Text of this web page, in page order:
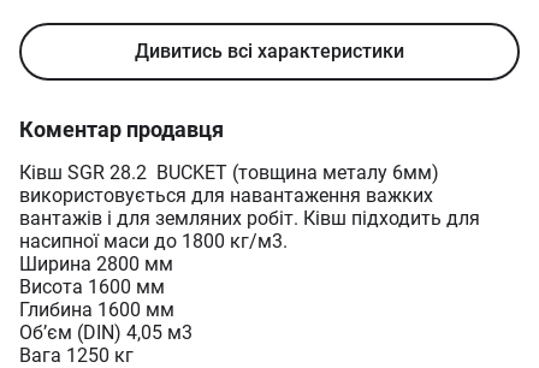
Дивитись всі характеристики
Коментар продавця
Ківш SGR 28.2 BUCKET (товщина металу 6мм)
використовується для навантаження важких
вантажів і для земляних робіт. Ківш підходить для
насипної маси до 1800 кг/м3.
Ширина 2800 мм
Висота 1600 мм
Глибина 1600 мм
Обʼєм (DIN) 4,05 м3
Вага 1250 кг